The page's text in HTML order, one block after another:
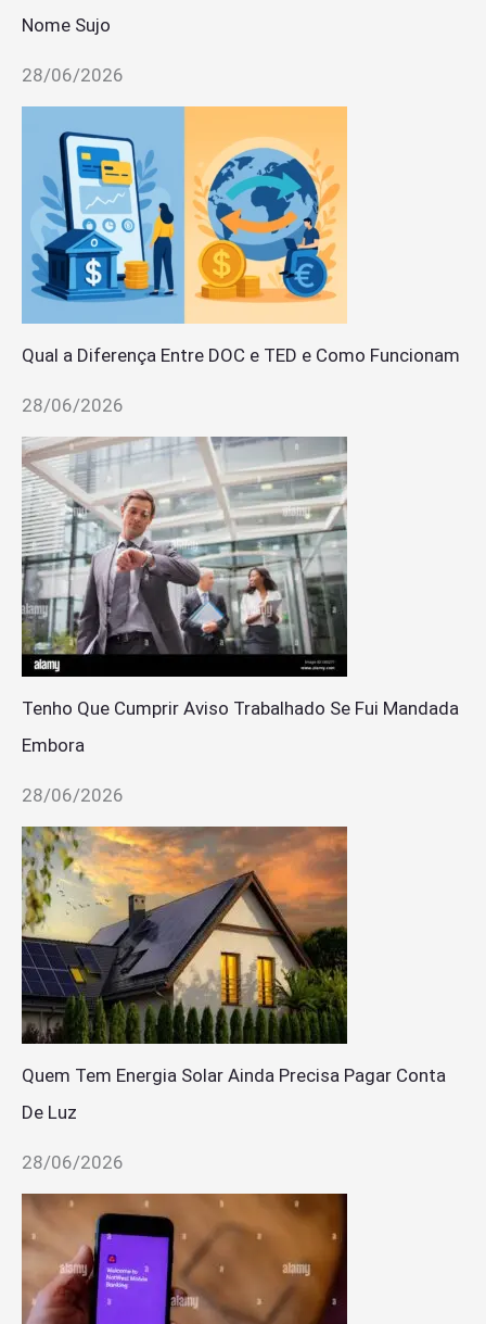
Nome Sujo
28/06/2026
Qual a Diferença Entre DOC e TED e Como Funcionam
28/06/2026
Tenho Que Cumprir Aviso Trabalhado Se Fui Mandada
Embora
28/06/2026
Quem Tem Energia Solar Ainda Precisa Pagar Conta
De Luz
28/06/2026